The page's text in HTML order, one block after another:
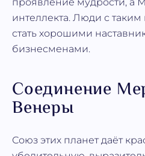
интеллекта. Люди с
стать хорошими
бизнесменами.
Соединение
Венеры
Союз этих планет даёт